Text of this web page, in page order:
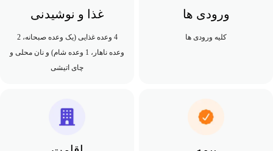
ورودی ها
کلیه ورودی ها
غذا و نوشیدنی
4 وعده غذایی (یک وعده صبحانه، 2
وعده ناهار، 1 وعده شام) و نان محلی و
چای اتیشی